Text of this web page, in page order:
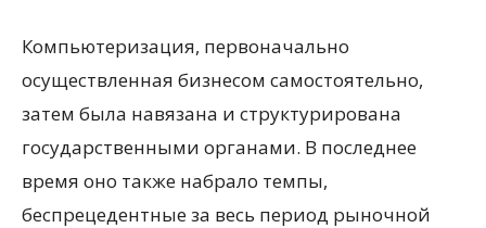
Компьютеризация, первоначально
осуществленная бизнесом самостоятельно,
затем была навязана и структурирована
государственными органами. В последнее
время оно также набрало темпы,
беспрецедентные за весь период рыночной